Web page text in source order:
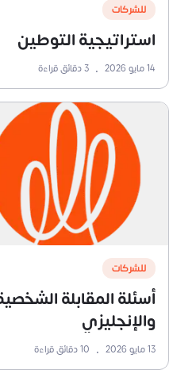
للشركات
استراتيجية التوطين
14 مايو 2026 •
3دقائق قراءة
للشركات
أسئلة المقابلة
والإنجليزي
13 مايو 2026 •
10دقائق قراءة